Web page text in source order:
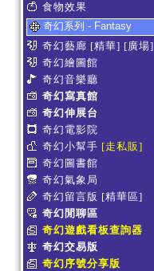
食物效果
奇幻系列 - Fantasy
奇幻藝廊 [精華] [廣場]
奇幻繪圖館
奇幻音樂廳
奇幻寫真館
奇幻伸展台
奇幻電影院
奇幻小幫手 [走私販]
奇幻圖書館
奇幻氣象局
奇幻留言版 [精華區]
奇幻閒聊區
奇幻遊戲看板查詢器
奇幻交易版
奇幻序號分享版